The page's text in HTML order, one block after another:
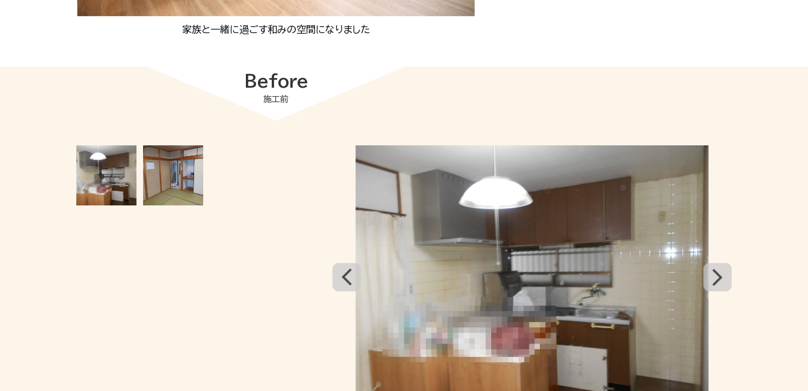
家族と一緒に過ごす和みの空間になりました
Before
施工前